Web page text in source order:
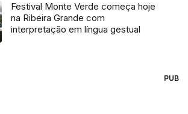
Festival Monte Verde começa hoje
na Ribeira Grande com
interpretação em língua gestual
PUB